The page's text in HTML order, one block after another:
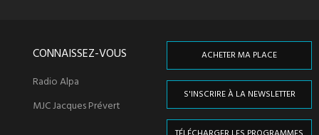
CONNAISSEZ-VOUS
Radio Alpa
MJC Jacques Prévert
ACHETER MA PLACE
S'INSCRIRE À LA NEWSLETTER